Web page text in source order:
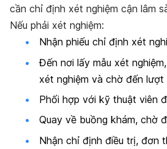
cần chỉ định xét nghiệm cận lâm
Nếu phải xét nghiệm:
Nhận phiếu chỉ định xét
Đến nơi lấy mẫu xét
xét nghiệm và chờ đến lượt
Phối hợp với kỹ thuật viên
Quay về buồng khám, chờ
Nhận chỉ định điều trị, đơn